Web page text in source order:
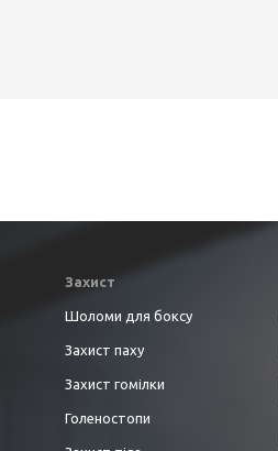
Захист
Шоломи для боксу
Захист паху
Захист гомілки
Голеностопи